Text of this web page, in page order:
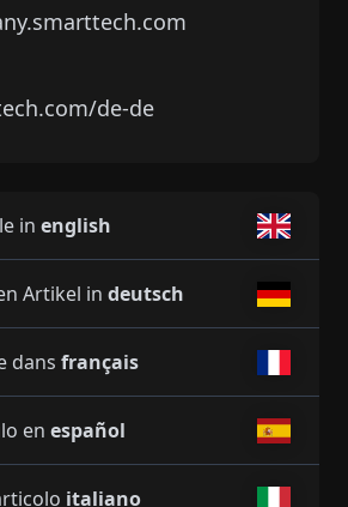
de-de
in english
Artikel in deutsch
dans français
en español
italiano